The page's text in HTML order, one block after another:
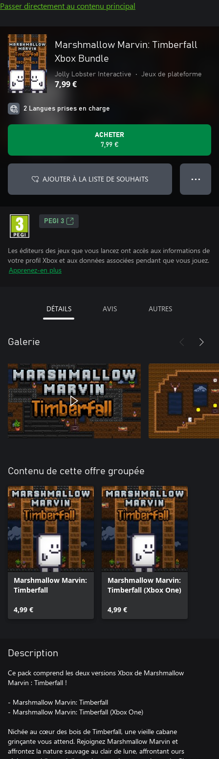
Passer directement au contenu principal
Marshmallow Marvin: Timberfall
Xbox Bundle
Jolly Lobster Interactive • Jeux de plateforme
7,99 €
2 Langues prises en charge
ACHETER
7,99 €
AJOUTER À LA LISTE DE SOUHAITS ● ● ●
PEGI 3
Les éditeurs des jeux que vous lancez ont accès aux informations de
votre profil Xbox et aux données associées pendant que vous jouez.
Apprenez-en plus
DÉTAILS AVIS AUTRES
Galerie
Contenu de cette offre groupée
Marshmallow Marvin:
Timberfall
4,99 €
Marshmallow Marvin:
Timberfall (Xbox One)
4,99 €
Description
Ce pack comprend les deux versions Xbox de Marshmallow
Marvin : Timberfall !
- Marshmallow Marvin: Timberfall
- Marshmallow Marvin: Timberfall (Xbox One)
Nichée au cœur des bois de Timberfall, une vieille cabane
grinçante vous attend. Rejoignez Marshmallow Marvin et
affrontez la nature sauvage au clair de lune, affrontant ours